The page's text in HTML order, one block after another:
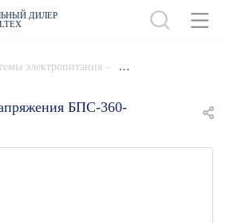
ДИЛЕР
электропитания -
БПС-360-